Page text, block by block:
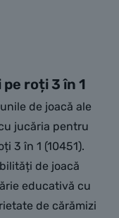
pe roți 3 în 1
de joacă ale
jucăria pentru
3 în 1 (10451).
de joacă
educativă cu
de cărămizi